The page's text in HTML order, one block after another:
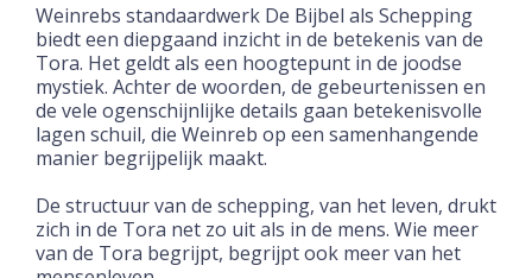
Weinrebs standaardwerk De Bijbel als Schepping
biedt een diepgaand inzicht in de betekenis van de
Tora. Het geldt als een hoogtepunt in de joodse
mystiek. Achter de woorden, de gebeurtenissen en
de vele ogenschijnlijke details gaan betekenisvolle
lagen schuil, die Weinreb op een samenhangende
manier begrijpelijk maakt.
De structuur van de schepping, van het leven, drukt
zich in de Tora net zo uit als in de mens. Wie meer
van de Tora begrijpt, begrijpt ook meer van het